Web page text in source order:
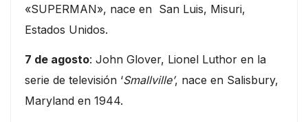
«SUPERMAN», nace en San Luis, Misuri,
Estados Unidos.
7 de agosto: John Glover, Lionel Luthor en la
serie de televisión ‘Smallville’, nace en Salisbury,
Maryland en 1944.